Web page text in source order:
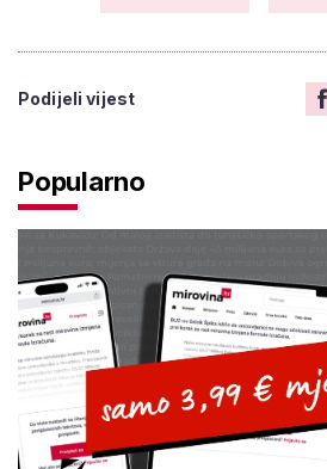
Podijeli vijest
Popularno